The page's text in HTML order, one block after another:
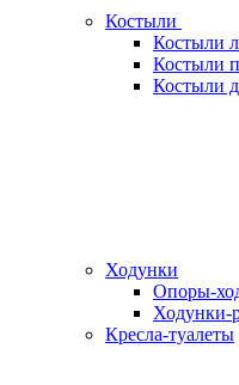
Костыли
Костыли
Костыли
Костыли
Ходунки
Опоры-
Ходунки-
Кресла-туалеты